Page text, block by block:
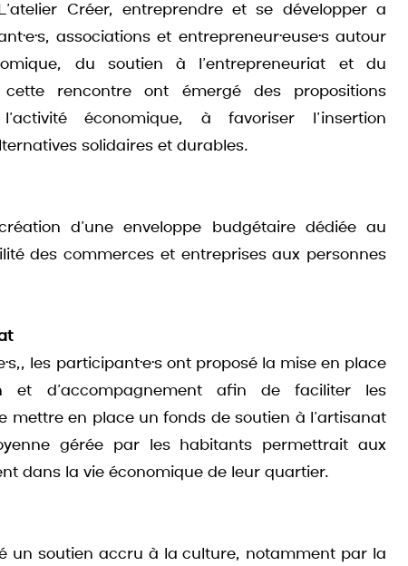
Créer, entreprendre et se développer a
associations et entrepreneur·euse·s autour
du soutien à l’entrepreneuriat et du
rencontre ont émergé des propositions
économique, à favoriser l’insertion
solidaires et durables.
d’une enveloppe budgétaire dédiée au
des commerces et entreprises aux personnes
les participant·e·s ont proposé la mise en place
et d’accompagnement afin de faciliter les
mettre en place un fonds de soutien à l’artisanat
gérée par les habitants permettrait aux
dans la vie économique de leur quartier.
un soutien accru à la culture, notamment par la